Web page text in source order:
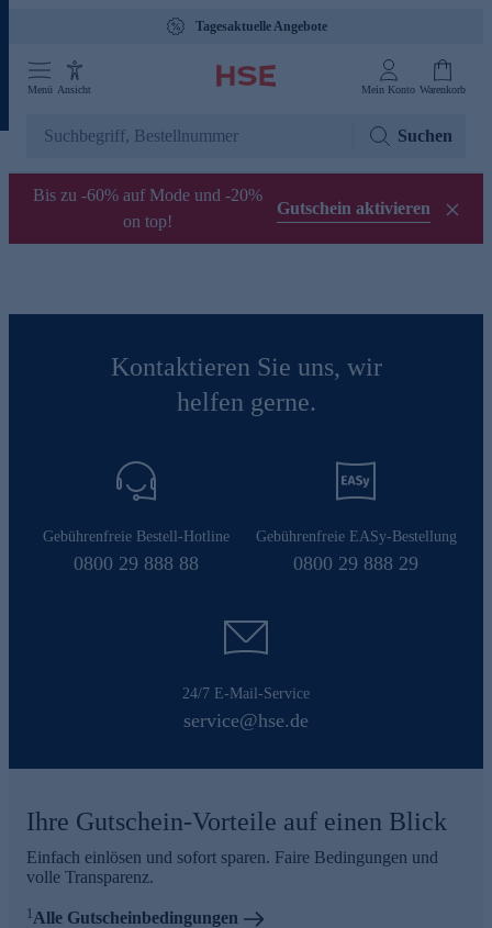
Tagesaktuelle Angebote
Menü Ansicht Mein Konto Warenkorb
Suchen
Bis zu -60% auf Mode und -20%
on top!
Gutschein aktivieren
Kontaktieren Sie uns, wir
helfen gerne.
Gebührenfreie Bestell-Hotline
0800 29 888 88
Gebührenfreie EASy-Bestellung
0800 29 888 29
24/7 E-Mail-Service
service@hse.de
Ihre Gutschein-Vorteile auf einen Blick
Einfach einlösen und sofort sparen. Faire Bedingungen und
volle Transparenz.
1Alle Gutscheinbedingungen